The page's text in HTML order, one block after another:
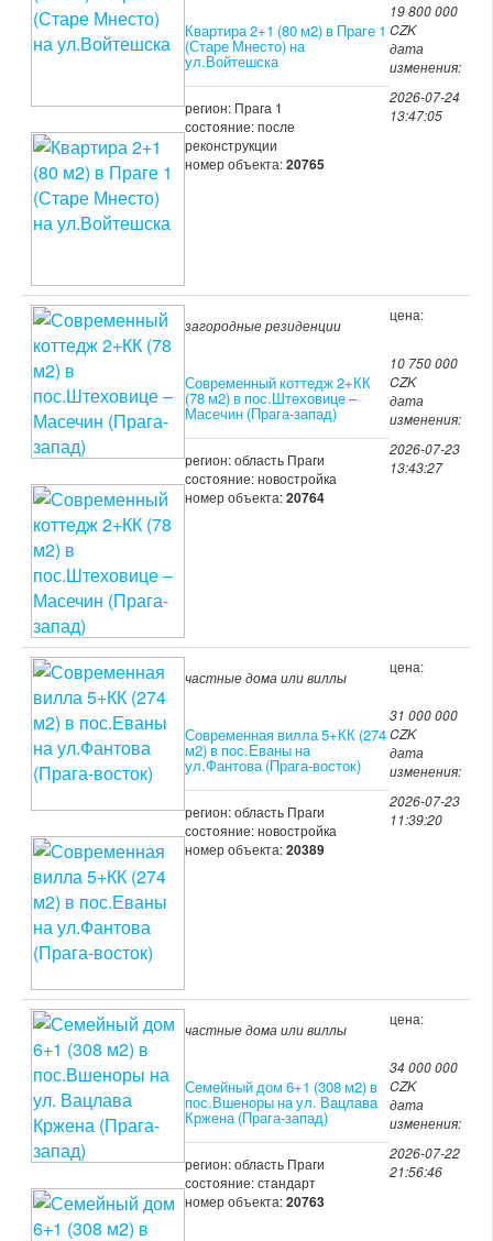
Квартира 2+1 (80 м2) в Праге 1
(Старе Мнесто) на
ул.Войтешска
регион: Прага 1
состояние: после
реконструкции
номер объекта:20765
19 800 000
CZK
дата
изменения:
2026-07-24
13:47:05
загородные резиденции
Современный коттедж 2+КК
(78 м2) в пос.Штеховице –
Масечин (Прага-запад)
регион: область Праги
состояние: новостройка
номер объекта:20764
цена:
10 750 000
CZK
дата
изменения:
2026-07-23
13:43:27
частные дома или виллы
Современная вилла 5+КК (274
м2) в пос.Еваны на
ул.Фантова (Прага-восток)
регион: область Праги
состояние: новостройка
номер объекта:20389
цена:
31 000 000
CZK
дата
изменения:
2026-07-23
11:39:20
частные дома или виллы
Семейный дом 6+1 (308 м2) в
пос.Вшеноры на ул. Вацлава
Кржена (Прага-запад)
регион: область Праги
состояние: стандарт
номер объекта:20763
цена:
34 000 000
CZK
дата
изменения:
2026-07-22
21:56:46